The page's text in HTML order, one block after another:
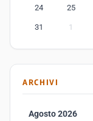
24 25
31 1
ARCHIVI
Agosto 2026